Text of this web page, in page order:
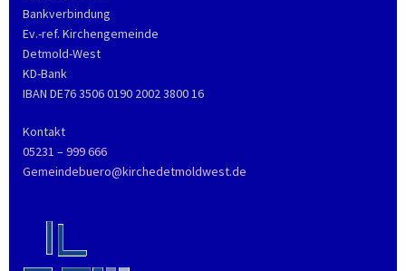
Bankverbindung
Ev.-ref. Kirchengemeinde
Detmold-West
KD-Bank
IBAN DE76 3506 0190 2002 3800 16
Kontakt
05231 – 999 666
Gemeindebuero@kirchedetmoldwest.de